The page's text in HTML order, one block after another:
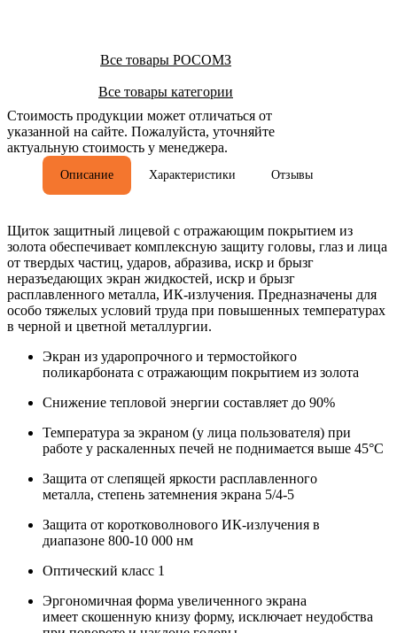
Все товары РОСОМЗ
Все товары категории
Стоимость продукции может отличаться от
указанной на сайте. Пожалуйста, уточняйте
актуальную стоимость у менеджера.
Описание Характеристики Отзывы
Щиток защитный лицевой с отражающим покрытием из
золота обеспечивает комплексную защиту головы, глаз и лица
от твердых частиц, ударов, абразива, искр и брызг
неразъедающих экран жидкостей, искр и брызг
расплавленного металла, ИК-излучения. Предназначены для
особо тяжелых условий труда при повышенных температурах
в черной и цветной металлургии.
Экран из ударопрочного и термостойкого
поликарбоната с отражающим покрытием из золота
Снижение тепловой энергии составляет до 90%
Температура за экраном (у лица пользователя) при
работе у раскаленных печей не поднимается выше 45°С
Защита от слепящей яркости расплавленного
металла, степень затемнения экрана 5/4-5
Защита от коротковолнового ИК-излучения в
диапазоне 800-10 000 нм
Оптический класс 1
Эргономичная форма увеличенного экрана
имеет скошенную книзу форму, исключает неудобства